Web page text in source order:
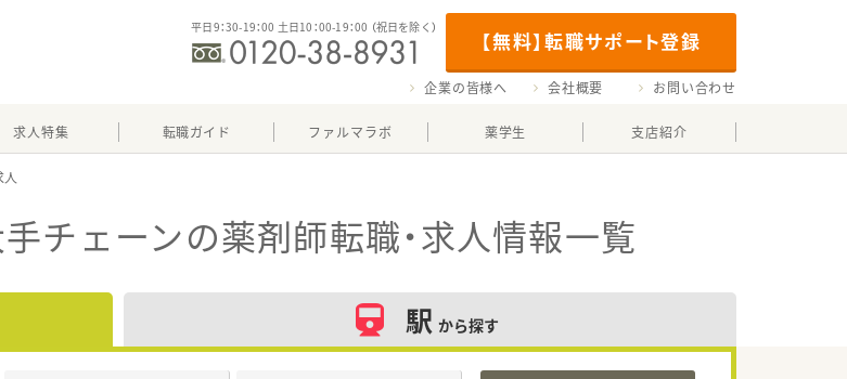
【無料】転職サポート登録
平日9：30-19：00 土日10：00-19：00 （祝日を除く）
企業の皆様へ 会社概要 お問い合わせ
求人特集 転職ガイド ファルマラボ 薬学生 支店紹介
チェーンの薬剤師転職・求人情報一覧
駅 から探す